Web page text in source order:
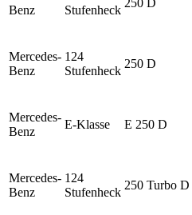
Benz
Stufenheck
250 D
Mercedes-
Benz
124
Stufenheck
250 D
Mercedes-
Benz
E-Klasse E 250 D
Mercedes-
Benz
124
Stufenheck
250 Turbo D